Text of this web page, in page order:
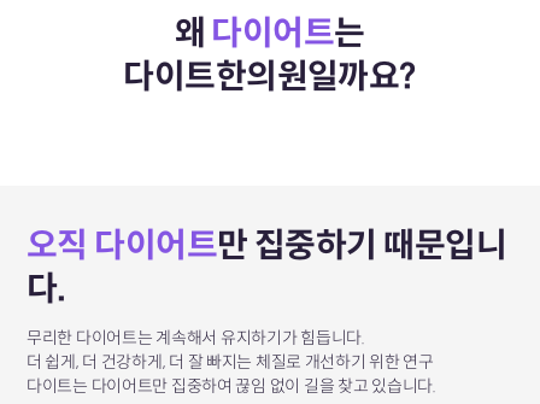
왜 다이어트는
다이트한의원일까요?
오직 다이어트만 집중하기 때문입니
다.
무리한 다이어트는 계속해서 유지하기가 힘듭니다.
더 쉽게, 더 건강하게, 더 잘 빠지는 체질로 개선하기 위한 연구
다이트는 다이어트만 집중하여 끊임 없이 길을 찾고 있습니다.